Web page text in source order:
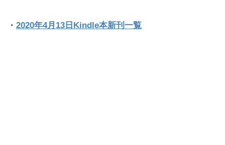
・ 2020年4月13日Kindle本新刊一覧